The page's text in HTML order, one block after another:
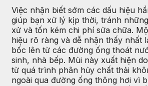
Việc nhận biết sớm các dấu hiệu
giúp bạn xử lý kịp thời, tránh
xử và tốn kém chi phí sửa chữa.
hiệu rõ ràng và dễ nhận thấy nhất
bốc lên từ các đường ống thoát
sinh, nhà bếp. Mùi này xuất hiện
từ quá trình phân hủy chất thải
ngoài qua đường ống thông hơi vì